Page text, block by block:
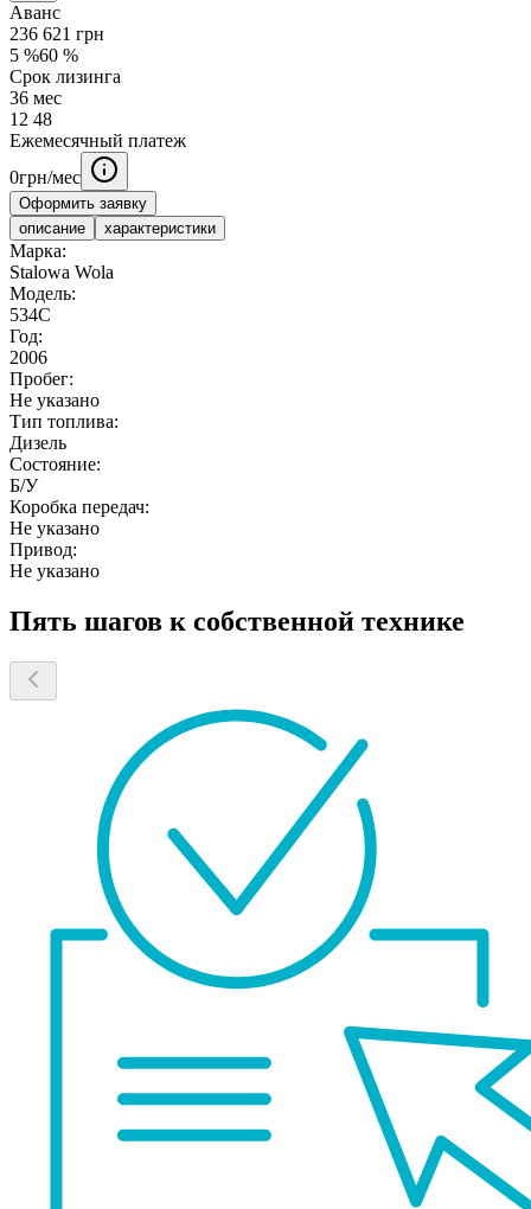
Аванс
236 621 грн
5 %60 %
Срок лизинга
36 мес
12 48
Ежемесячный платеж
0грн/мес
Оформить заявку
описание
характеристики
Марка:
Stalowa Wola
Модель:
534C
Год:
2006
Пробег:
Не указано
Тип топлива:
Дизель
Состояние:
Б/У
Коробка передач:
Не указано
Привод:
Не указано
Пять шагов к собственной технике